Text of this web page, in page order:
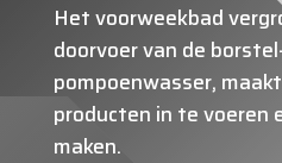
Het voorweekbad
doorvoer van de
pompoenwasser,
producten in te voeren
maken.